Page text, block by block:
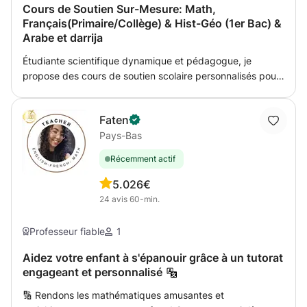
matières deviennent beaucoup plus logiques, accessibles
et stimulantes.
Cours de Soutien Sur-Mesure: Math,
Français(Primaire/Collège) & Hist-Géo (1er Bac) &
Arabe et darrija
Étudiante scientifique dynamique et pédagogue, je
propose des cours de soutien scolaire personnalisés pour
Décomposition des notions complexes en étapes claires
et adaptées au rythme de l'élève. Entraînement pratique :
Résolution d'exercices variés, aide aux devoirs et
préparation aux évaluations. Méthodologie ciblée (1er Bac
Hist-Géo) : Résumés synthétiques, méthodologie de la
dissertation (sujet composé) et analyse de documents
Développement de l'autonomie et de la rigueur de travail.
Français et Arabe. 1er Bac : Histoire-Géographie
(Préparation aux épreuves). Initiation : Français basique et
Faten
Pays-Bas
Récemment actif
5.0
24 avis
26€
60-min.
Professeur fiable 1
Aidez votre enfant à s'épanouir grâce à un tutorat
engageant et personnalisé
🔢 Rendons les mathématiques amusantes et